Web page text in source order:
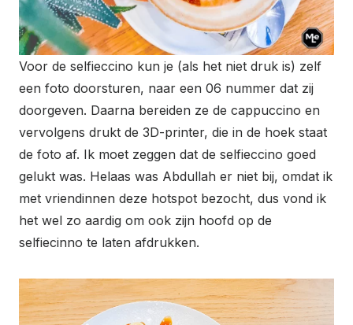
Voor de selfieccino kun je (als het niet druk is) zelf
een foto doorsturen, naar een 06 nummer dat zij
doorgeven. Daarna bereiden ze de cappuccino en
vervolgens drukt de 3D-printer, die in de hoek staat
de foto af. Ik moet zeggen dat de selfieccino goed
gelukt was. Helaas was Abdullah er niet bij, omdat ik
met vriendinnen deze hotspot bezocht, dus vond ik
het wel zo aardig om ook zijn hoofd op de
selfiecinno te laten afdrukken.